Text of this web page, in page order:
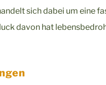
sich dabei um eine
davon hat